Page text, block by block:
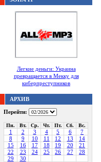
Легкие деньги: Украина
превращается в Мекку для
киберпреступников
АРХИВ
Перейти:
Пн. Вт. Ср. Чт. Пт. Сб. Вс.
1 2 3 4 5 6
7
8
9 10 11 12 13
14
15
16 17 18 19 20
21
22
23 24 25 26 27
28
29
30